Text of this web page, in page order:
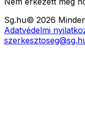
Sg.hu© 2026
Adatvédelmi